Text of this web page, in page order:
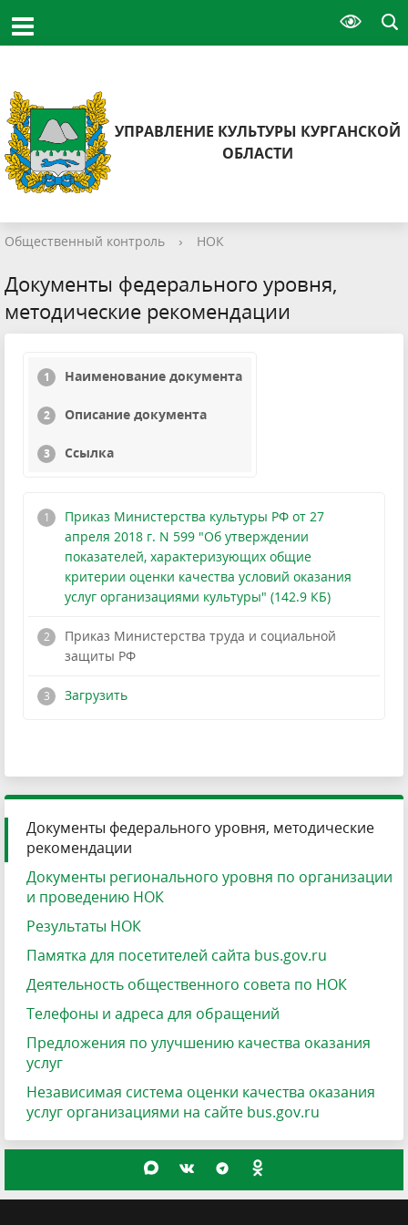
УПРАВЛЕНИЕ КУЛЬТУРЫ КУРГАНСКОЙ
ОБЛАСТИ
Общественный контроль › НОК
Документы федерального уровня,
методические рекомендации
Наименование документа
Описание документа
Ссылка
Приказ Министерства культуры РФ от 27
апреля 2018 г. N 599 "Об утверждении
показателей, характеризующих общие
критерии оценки качества условий оказания
услуг организациями культуры" (142.9 КБ)
Приказ Министерства труда и социальной
защиты РФ
Загрузить
Документы федерального уровня, методические
рекомендации
Документы регионального уровня по организации
и проведению НОК
Результаты НОК
Памятка для посетителей сайта bus.gov.ru
Деятельность общественного совета по НОК
Телефоны и адреса для обращений
Предложения по улучшению качества оказания
услуг
Независимая система оценки качества оказания
услуг организациями на сайте bus.gov.ru